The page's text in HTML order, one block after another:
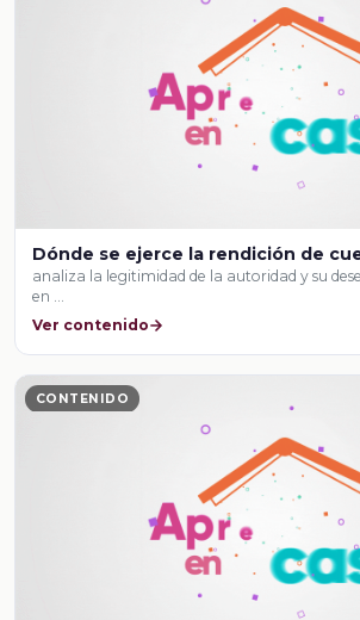
Dónde se ejerce la rendición de
analiza la legitimidad de la autoridad y su
en …
Ver contenido
CONTENIDO